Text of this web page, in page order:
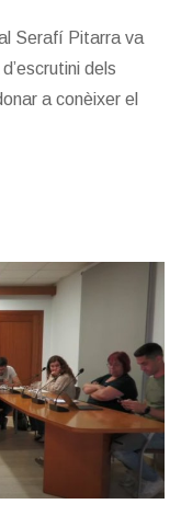
Serafí Pitarra va
dels
a conèixer el